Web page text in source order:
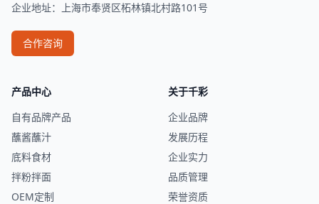
企业地址：上海市奉贤区柘林镇北村路101号
合作咨询
产品中心
自有品牌产品
蘸酱蘸汁
底料食材
拌粉拌面
OEM定制
关于千彩
企业品牌
发展历程
企业实力
品质管理
荣誉资质